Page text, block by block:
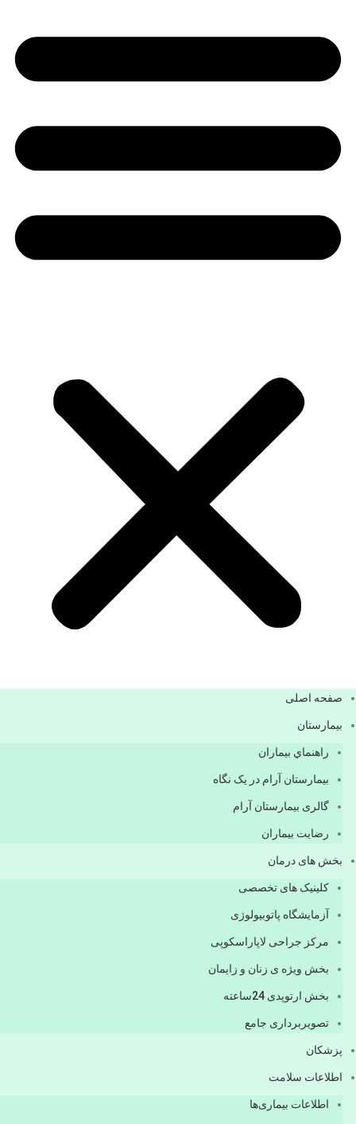
صفحه اصلی
بيمارستان
راهنماي بیماران
بیمارستان آرام در یک نگاه
گالری بیمارستان آرام
رضایت بیماران
بخش های درمان
کلینیک های تخصصی
آزمایشگاه پاتوبیولوژی
مرکز جراحی لاپاراسکوپی
بخش ویژه ی زنان و زایمان
بخش ارتوپدی 24ساعته
تصویربرداری جامع
پزشكان
اطلاعات سلامت
اطلاعات بیماری‌ها